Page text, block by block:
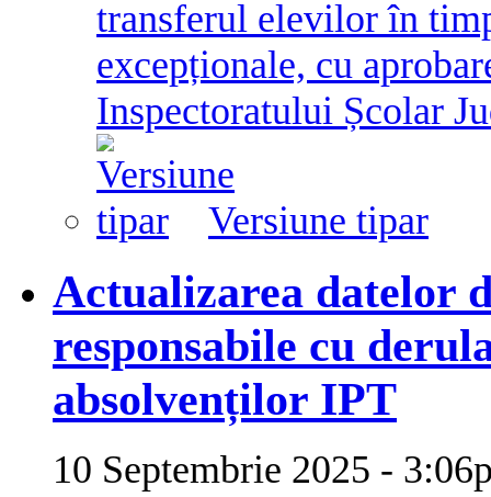
transferul elevilor în
excepționale, cu
Inspectoratului Școlar
Versiune tipar
Actualizarea datelor
responsabile cu
absolvenților IPT
10 Septembrie 2025 -